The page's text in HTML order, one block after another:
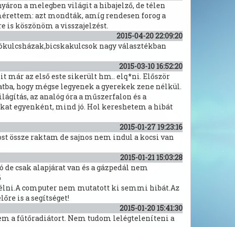
a melegben világit a hibajelző, de télen
azt mondták, amíg rendesen forog a
is köszönöm a visszajelzést.
2015-04-20 22:09:20
nagy választékban
2015-03-10 16:52:20
már az első este sikerült hm.. elq*ni. Először
hogy mégse legyenek a gyerekek zene nélkül.
az analóg óra a műszerfalon és a
egyenként, mind jó. Hol kereshetem a hibát
2015-01-27 19:23:16
össze raktam de sajnos nem indul a kocsi van
2015-01-21 15:03:28
csak alapjárat van és a gázpedál nem
computer nem mutatott ki semmi hibát.Az
is a segítséget!
2015-01-20 15:41:30
a fűtőradiátort. Nem tudom lelégteleníteni a